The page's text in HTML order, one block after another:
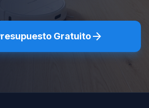
Gratuitoarrow_forward